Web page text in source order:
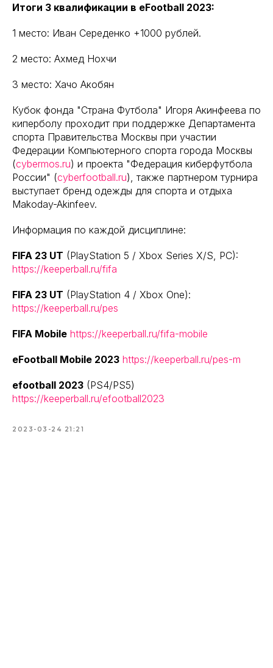
Итоги 3 квалификации в eFootball 2023:
1 место: Иван Середенко +1000 рублей.
2 место: Ахмед Нохчи
3 место: Хачо Акобян
Кубок фонда "Страна Футбола" Игоря Акинфеева по
киперболу проходит при поддержке Департамента
спорта Правительства Москвы при участии
Федерации Компьютерного спорта города Москвы
(cybermos.ru) и проекта "Федерация киберфутбола
России" (cyberfootball.ru), также партнером турнира
выступает бренд одежды для спорта и отдыха
Makoday-Akinfeev.
Информация по каждой дисциплине:
FIFA 23 UT (PlayStation 5 / Xbox Series X/S, PC):
https://keeperball.ru/fifa
FIFA 23 UT (PlayStation 4 / Xbox One):
https://keeperball.ru/pes
FIFA Mobile https://keeperball.ru/fifa-mobile
eFootball Mobile 2023 https://keeperball.ru/pes-m
efootball 2023 (PS4/PS5)
https://keeperball.ru/efootball2023
2023-03-24 21:21